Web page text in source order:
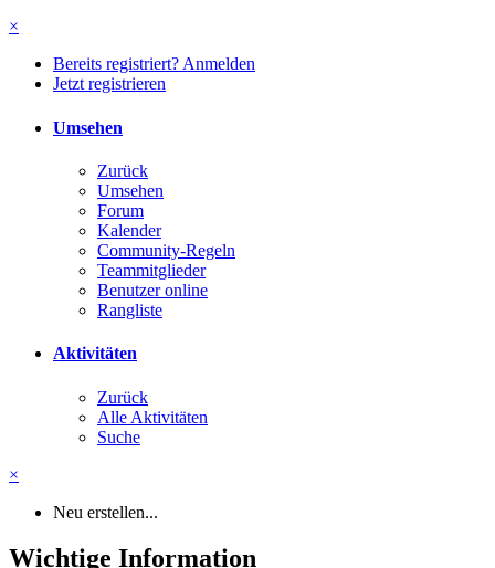
×
Bereits registriert? Anmelden
Jetzt registrieren
Umsehen
Zurück
Umsehen
Forum
Kalender
Community-Regeln
Teammitglieder
Benutzer online
Rangliste
Aktivitäten
Zurück
Alle Aktivitäten
Suche
×
Neu erstellen...
Wichtige Information